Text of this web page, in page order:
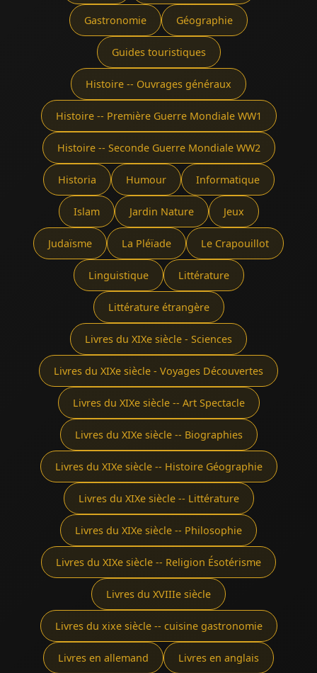
Gastronomie Géographie
Guides touristiques
Histoire -- Ouvrages généraux
Histoire -- Première Guerre Mondiale WW1
Histoire -- Seconde Guerre Mondiale WW2
Historia Humour Informatique
Islam Jardin Nature Jeux
Judaïsme La Pléïade Le Crapouillot
Linguistique Littérature
Littérature étrangère
Livres du XIXe siècle - Sciences
Livres du XIXe siècle - Voyages Découvertes
Livres du XIXe siècle -- Art Spectacle
Livres du XIXe siècle -- Biographies
Livres du XIXe siècle -- Histoire Géographie
Livres du XIXe siècle -- Littérature
Livres du XIXe siècle -- Philosophie
Livres du XIXe siècle -- Religion Ésotérisme
Livres du XVIIIe siècle
Livres du xixe siècle -- cuisine gastronomie
Livres en allemand Livres en anglais